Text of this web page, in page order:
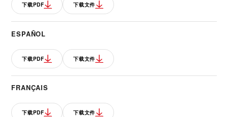
下载PDF 下载文件
ESPAÑOL
下载PDF 下载文件
FRANÇAIS
下载PDF 下载文件